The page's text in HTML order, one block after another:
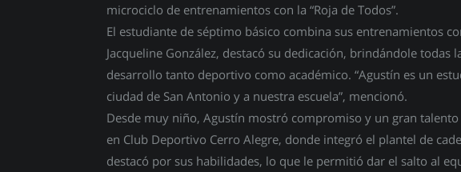
microciclo de entrenamientos con la “Roja de Todos”.
El estudiante de séptimo básico combina sus entrenamientos
Jacqueline González, destacó su dedicación, brindándole todas
desarrollo tanto deportivo como académico. “Agustín es un
ciudad de San Antonio y a nuestra escuela”, mencionó.
Desde muy niño, Agustín mostró compromiso y un gran
en Club Deportivo Cerro Alegre, donde integró el plantel de
destacó por sus habilidades, lo que le permitió dar el salto al